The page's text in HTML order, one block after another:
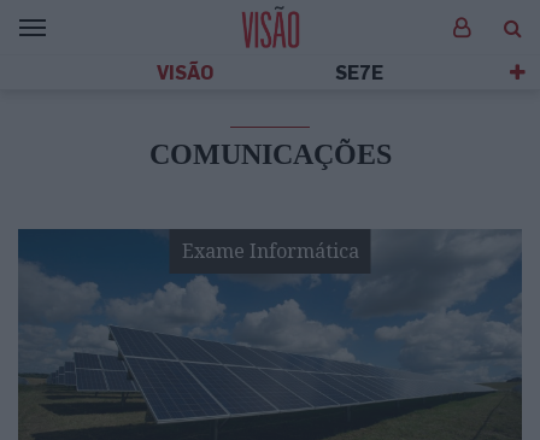
VISÃO SE7E
COMUNICAÇÕES
Exame Informática